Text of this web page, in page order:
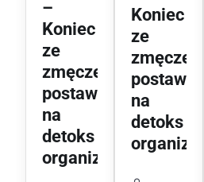
–
Koniec
ze
zmęczeniem,
postaw
na
detoks
organizmu!
Koniec
ze
postaw
na
detoks